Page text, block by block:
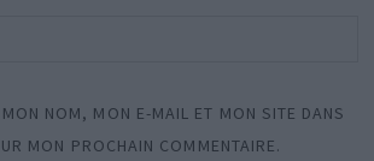
MON NOM, MON E-MAIL ET MON SITE DANS
MON PROCHAIN COMMENTAIRE.